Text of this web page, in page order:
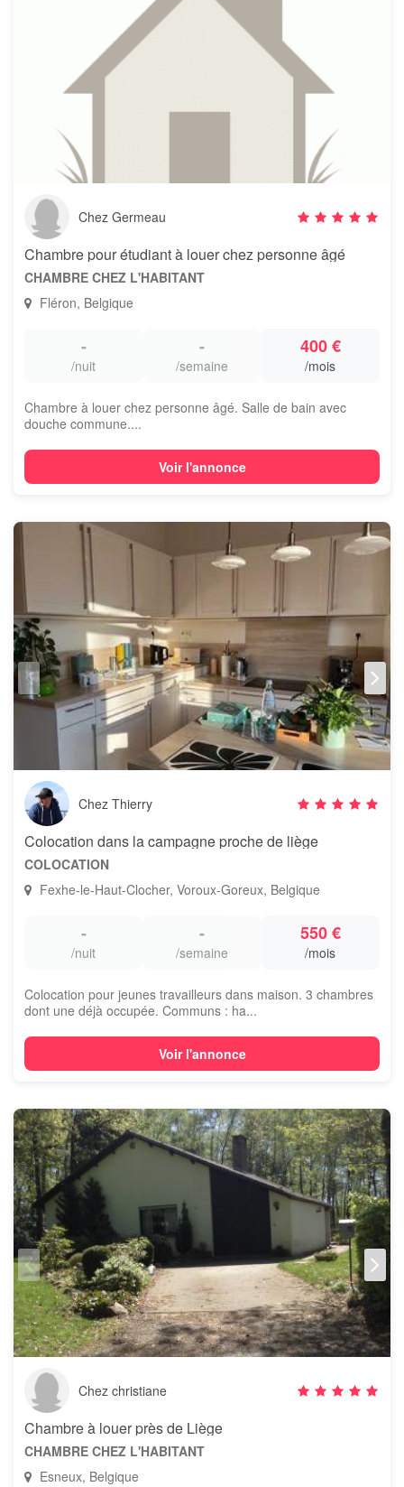
Chez Germeau
Chambre pour étudiant à louer chez personne âgé
CHAMBRE CHEZ L'HABITANT
Fléron, Belgique
-
/nuit
-
/semaine
400 €
/mois
Chambre à louer chez personne âgé. Salle de bain avec
douche commune....
Voir l'annonce
Chez Thierry
Colocation dans la campagne proche de liège
COLOCATION
Fexhe-le-Haut-Clocher, Voroux-Goreux, Belgique
-
/nuit
-
/semaine
550 €
/mois
Colocation pour jeunes travailleurs dans maison. 3 chambres
dont une déjà occupée. Communs : ha...
Voir l'annonce
Chez christiane
Chambre à louer près de Liège
CHAMBRE CHEZ L'HABITANT
Esneux, Belgique